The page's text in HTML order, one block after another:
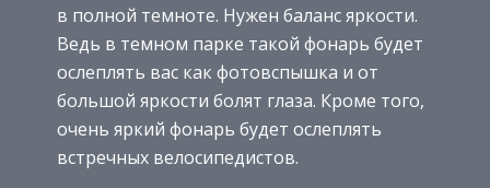
в полной темноте. Нужен баланс яркости.
Ведь в темном парке такой фонарь будет
ослеплять вас как фотовспышка и от
большой яркости болят глаза. Кроме того,
очень яркий фонарь будет ослеплять
встречных велосипедистов.